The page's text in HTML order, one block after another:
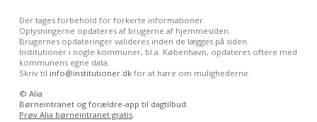
Der tages forbehold for forkerte informationer.
Oplysningerne opdateres af brugerne af hjemmesiden.
Brugernes opdateringer valideres inden de lægges på siden.
Institutioner i nogle kommuner, bl.a. København, opdateres oftere med
kommunens egne data.
Skriv til info@institutioner.dkfor at høre om mulighederne.
© Alia
Børneintranet og forældre-app til dagtilbud.
Prøv Alia børneintranet gratis.